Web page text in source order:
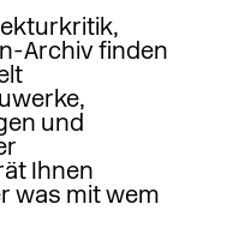
Archiv finden
und
Ihnen
was mit wem